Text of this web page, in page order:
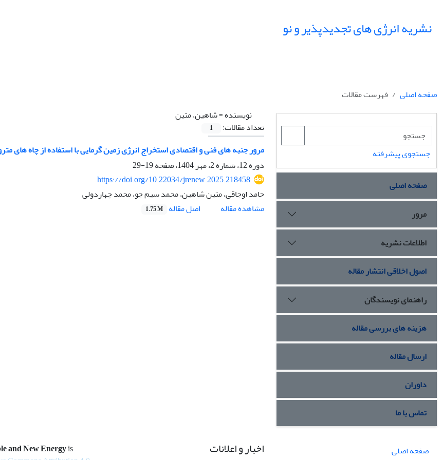
نشریه انرژی های تجدیدپذیر و نو
صفحه اصلی
فهرست مقالات
نویسنده =شاهین، متین
تعداد مقالات:
1
مرور جنبه های فنی و اقتصادی استخراج انرژی زمین گرمایی با استفاده از چاه های
دوره 12، شماره 2، مهر 1404، صفحه
19-29
https://doi.org/10.22034/jrenew.2025.218458
حامد اوجاقی، متین شاهین، محمد سیم جو، محمد چهاردولی
مشاهده مقاله
اصل مقاله 1.75 M
جستجوی پیشرفته
صفحه اصلی
مرور
اطلاعات نشریه
اصول اخلاقی انتشار مقاله
راهنمای نویسندگان
هزینه های بررسی مقاله
ارسال مقاله
داوران
تماس با ما
صفحه اصلی
اخبار و اعلانات and New Energyis